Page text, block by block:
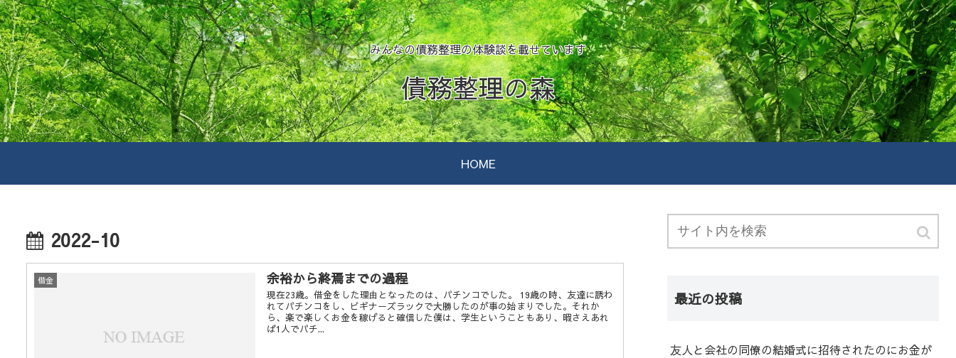
みんなの債務整理の体験談を載せています
債務整理の森
HOME
2022-10
借金 余裕から終焉までの過程
現在23歳。借金をした理由となったのは、パチンコでした。 19歳の時、友達に誘わ
れてパチンコをし、ビギナーズラックで大勝したのが事の始まりでした。それか
ら、楽で楽しくお金を稼げると確信した僕は、学生ということもあり、暇さえあれ
ば1人でパチ...
最近の投稿
友人と会社の同僚の結婚式に招待されたのにお金が